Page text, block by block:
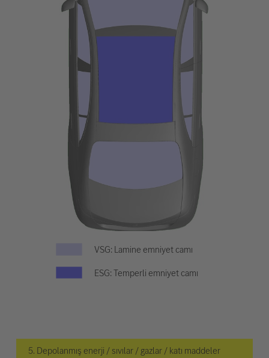
VSG: Lamine emniyet camı
ESG: Temperli emniyet camı
5. Depolanmış enerji / sıvılar / gazlar / katı maddeler